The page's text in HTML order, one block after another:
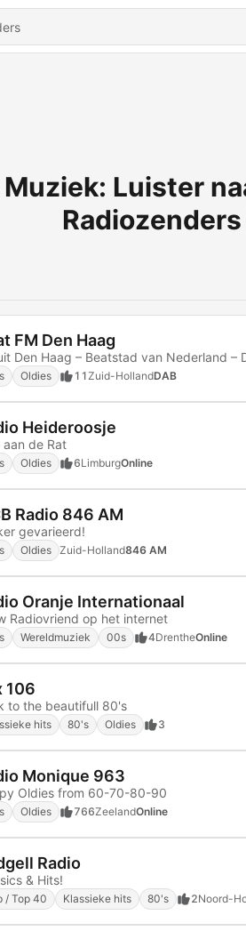
Luister
Radiozenders
FM Den Haag
Den Haag – Beatstad van Nederland –
Oldies 11Zuid-HollandDAB
Heideroosje
aan de Rat
Oldies 6LimburgOnline
Radio 846 AM
gevarieerd!
Oldies Zuid-Holland846 AM
Oranje Internationaal
Radiovriend op het internet
Wereldmuziek 00s 4DrentheOnline
106
to the beautifull 80's
hits 80's Oldies 3
Monique 963
Oldies from 60-70-80-90
Oldies 766ZeelandOnline
Radio
& Hits!
/ Top 40 Klassieke hits 80's 2Noord-